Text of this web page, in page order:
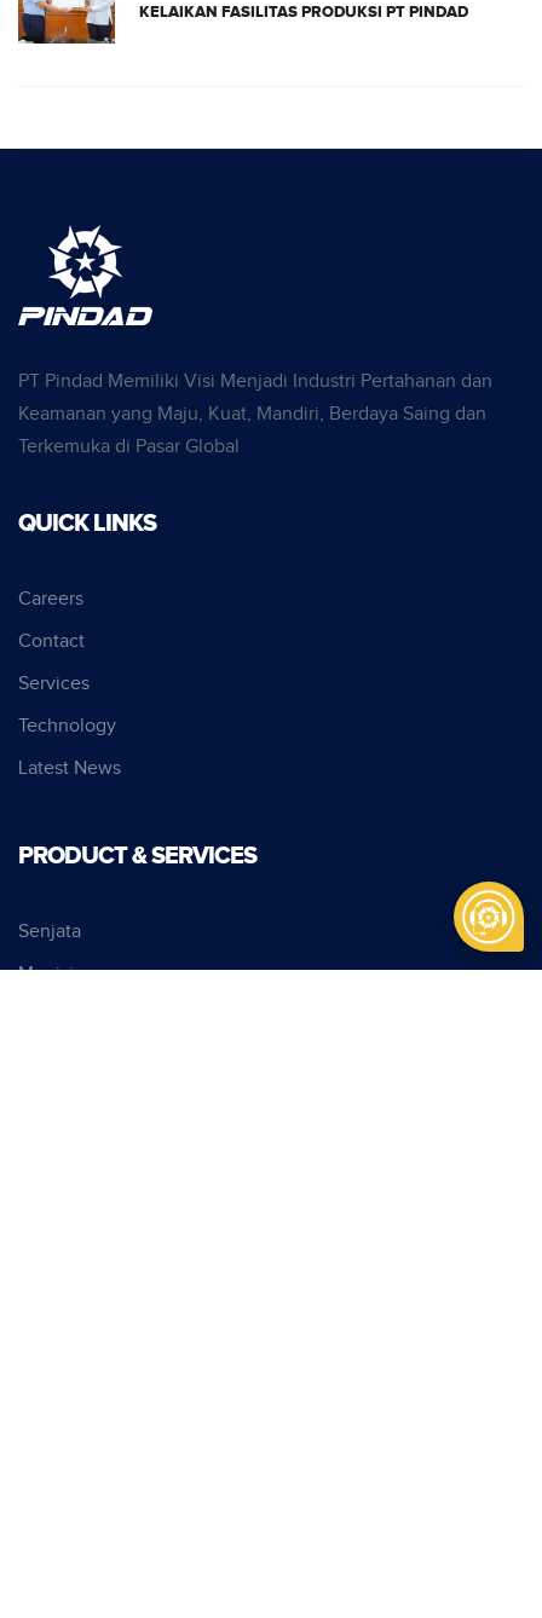
KELAIKAN FASILITAS PRODUKSI PT PINDAD
PT Pindad Memiliki Visi Menjadi Industri Pertahanan dan
Keamanan yang Maju, Kuat, Mandiri, Berdaya Saing dan
Terkemuka di Pasar Global
QUICK LINKS
Careers
Contact
Services
Technology
Latest News
PRODUCT & SERVICES
Senjata
Munisi